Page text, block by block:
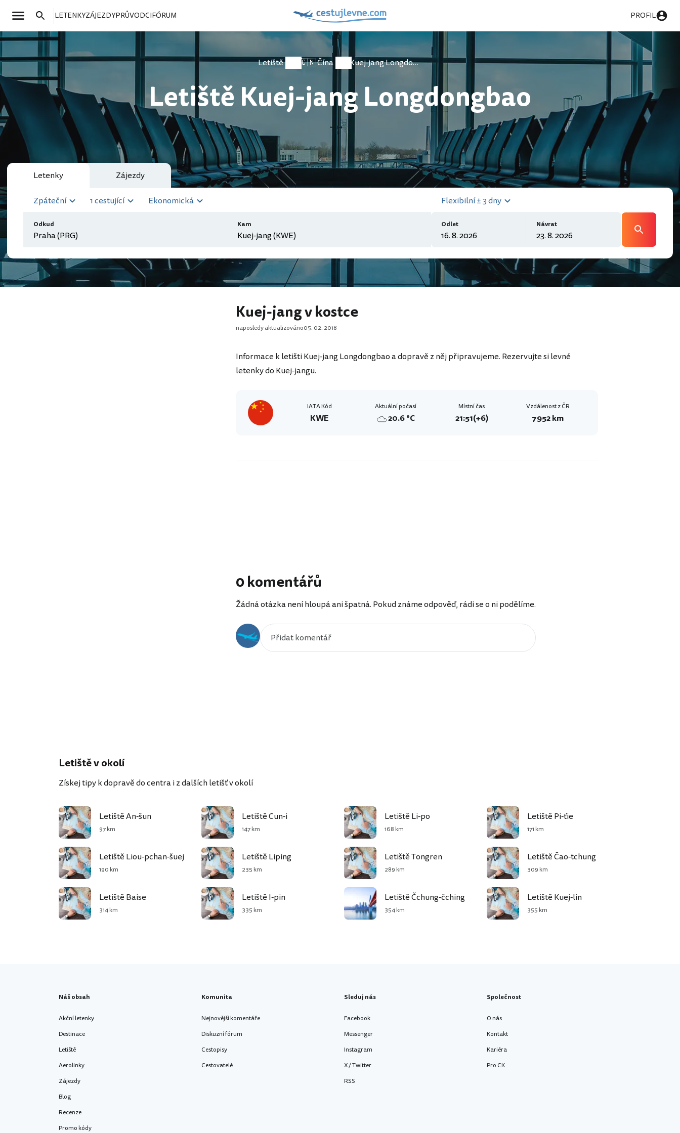
LETENKYZÁJEZDYPRŮVODCIFÓRUM PROFIL
Letiště 🇨🇳 Čína Kuej-jang Longdongbao
Letiště Kuej-jang Longdongbao
Letenky Zájezdy
Zpáteční 1 cestující Ekonomická
Odkud Kam
Flexibilní ± 3 dny
Odlet Návrat
Kuej-jang v kostce
naposledy aktualizováno05. 02. 2018
Informace k letišti Kuej-jang Longdongbao a dopravě z něj připravujeme. Rezervujte si levné
letenky do Kuej-jangu.
IATA Kód
KWE
Aktuální počasí
20.6 °C
Místní čas
21:51(+6)
Vzdálenost z ČR
7952 km
0 komentářů
Žádná otázka není hloupá ani špatná. Pokud známe odpověď, rádi se o ni podělíme.
Letiště v okolí
Získej tipy k dopravě do centra i z dalších letišť v okolí
Letiště An-šun
97 km
Letiště Cun-i
147 km
Letiště Li-po
168 km
Letiště Pi-ťie
171 km
Letiště Liou-pchan-šuej
190 km
Letiště Liping
235 km
Letiště Tongren
289 km
Letiště Čao-tchung
309 km
Letiště Baise
314 km
Letiště I-pin
335 km
Letiště Čchung-čching
354 km
Letiště Kuej-lin
355 km
Náš obsah
Akční letenky
Destinace
Letiště
Aerolinky
Zájezdy
Blog
Recenze
Promo kódy
Komunita
Nejnovější komentáře
Diskuzní fórum
Cestopisy
Cestovatelé
Sleduj nás
Facebook
Messenger
Instagram
X / Twitter
RSS
Společnost
O nás
Kontakt
Kariéra
Pro CK